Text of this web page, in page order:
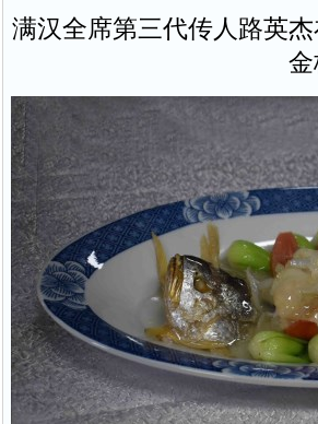
满汉全席第三代传人路英
金